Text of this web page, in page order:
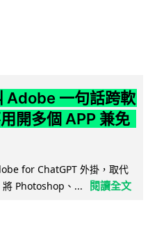
Adobe 一句話跨軟
開多個 APP 兼免
for ChatGPT 外掛，取代
Photoshop、...
閱讀全文